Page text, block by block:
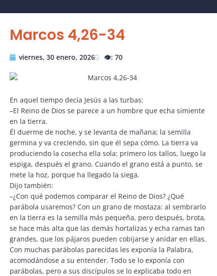
Marcos 4,26-34
viernes, 30 enero, 2026 👁️: 70
En aquel tiempo decía Jesús a las turbas:
–El Reino de Dios se parece a un hombre que echa simiente
en la tierra.
Él duerme de noche, y se levanta de mañana; la semilla
germina y va creciendo, sin que él sepa cómo. La tierra va
produciendo la cosecha ella sola: primero los tallos, luego la
espiga, después el grano. Cuando el grano está a punto, se
mete la hoz, porque ha llegado la siega.
Dijo también:
–¿Con qué podemos comparar el Reino de Dios? ¿Qué
parábola usaremos? Con un grano de mostaza: al sembrarlo
en la tierra es la semilla más pequeña, pero después, brota,
se hace más alta que las demás hortalizas y echa ramas tan
grandes, que los pájaros pueden cobijarse y anidar en ellas.
Con muchas parábolas parecidas les exponía la Palabra,
acomodándose a su entender. Todo se lo exponía con
parábolas, pero a sus discípulos se lo explicaba todo en